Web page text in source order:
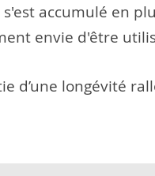
accumulé en
envie d'être
d’une longévité